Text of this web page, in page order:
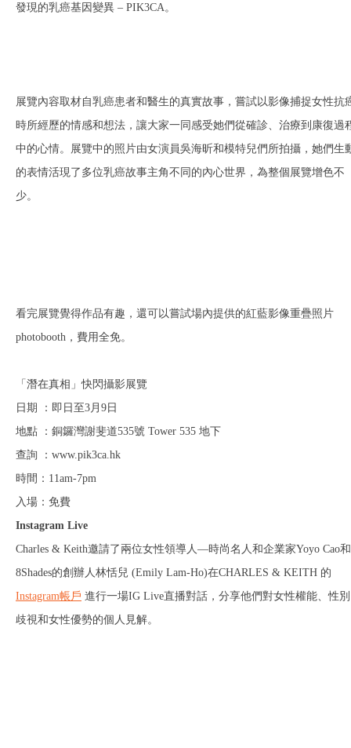
發現的乳癌基因變異 – PIK3CA。
展覽內容取材自乳癌患者和醫生的真實故事，嘗試以影像捕捉女性抗
時所經歷的情感和想法，讓大家一同感受她們從確診、治療到康復過
中的心情。展覽中的照片由女演員吳海昕和模特兒們所拍攝，她們生
的表情活現了多位乳癌故事主角不同的內心世界，為整個展覽增色不
少。
看完展覽覺得作品有趣，還可以嘗試場內提供的紅藍影像重疊照片
photobooth，費用全免。
「潛在真相」快閃攝影展覽
日期 ：即日至3月9日
地點 ：銅鑼灣謝斐道535號 Tower 535 地下
查詢 ：www.pik3ca.hk
時間：11am-7pm
入場：免費
Instagram Live
Charles & Keith邀請了兩位女性領導人—時尚名人和企業家Yoyo Cao和
8Shades的創辦人林恬兒 (Emily Lam-Ho)在CHARLES & KEITH 的
Instagram帳戶 進行一場IG Live直播對話，分享他們對女性權能、性別
歧視和女性優勢的個人見解。